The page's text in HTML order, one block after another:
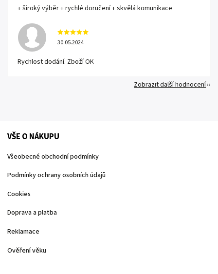
+ široký výběr + rychlé doručení + skvělá komunikace
30.05.2024
Rychlost dodání. Zboží OK
Zobrazit další hodnocení
VŠE O NÁKUPU
Všeobecné obchodní podmínky
Podmínky ochrany osobních údajů
Cookies
Doprava a platba
Reklamace
Ověření věku